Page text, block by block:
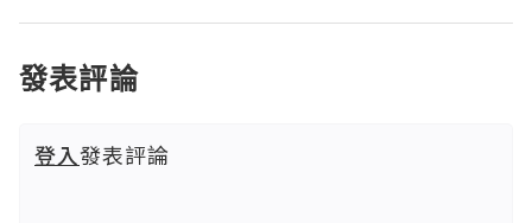
發表評論
登入發表評論